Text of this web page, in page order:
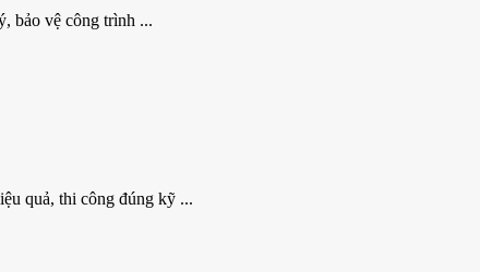
bảo vệ công trình ...
quả, thi công đúng kỹ ...